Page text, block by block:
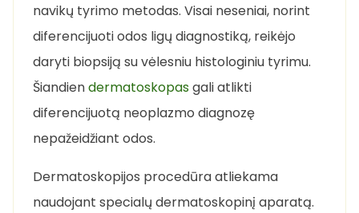
navikų tyrimo metodas. Visai neseniai, norint
diferencijuoti odos ligų diagnostiką, reikėjo
daryti biopsiją su vėlesniu histologiniu tyrimu.
Šiandiendermatoskopasgali atlikti
diferencijuotą neoplazmo diagnozę
nepažeidžiant odos.
Dermatoskopijos procedūra atliekama
naudojant specialų dermatoskopinį aparatą.